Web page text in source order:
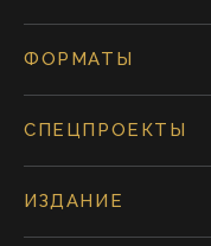
ФОРМАТЫ
СПЕЦПРОЕКТЫ
ИЗДАНИЕ